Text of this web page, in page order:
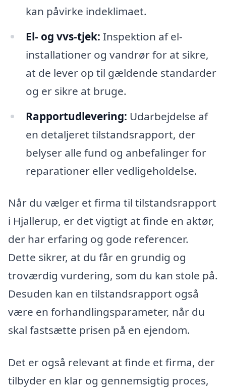
kan påvirke indeklimaet.
El- og vvs-tjek: Inspektion af el-
installationer og vandrør for at sikre,
at de lever op til gældende standarder
og er sikre at bruge.
Rapportudlevering: Udarbejdelse af
en detaljeret tilstandsrapport, der
belyser alle fund og anbefalinger for
reparationer eller vedligeholdelse.
Når du vælger et firma til tilstandsrapport
i Hjallerup, er det vigtigt at finde en aktør,
der har erfaring og gode referencer.
Dette sikrer, at du får en grundig og
troværdig vurdering, som du kan stole på.
Desuden kan en tilstandsrapport også
være en forhandlingsparameter, når du
skal fastsætte prisen på en ejendom.
Det er også relevant at finde et firma, der
tilbyder en klar og gennemsigtig proces,